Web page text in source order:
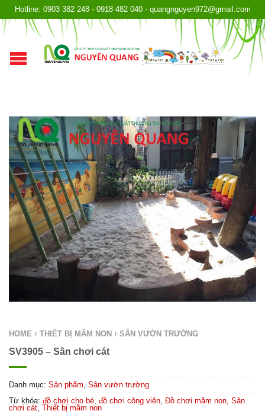
Hotline: 0903 382 248 - 0918 482 040 - quangnguyen972@gmail.com
HOME / THIẾT BỊ MẦM NON / SÂN VƯỜN TRƯỜNG
SV3905 – Sân chơi cát
Danh mục: Sản phẩm Sân vườn trường
Từ khóa: đồ chơi cho bé đồ chơi công viên Đồ chơi mầm non Sân
chơi cát Thiết bị mầm non